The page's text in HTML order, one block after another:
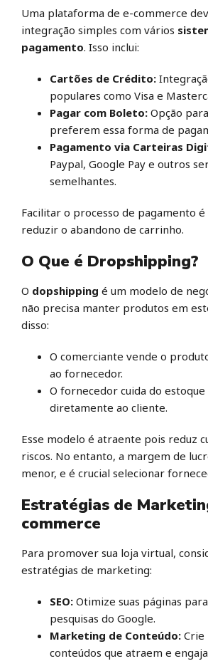
Uma plataforma de e-commerce
integração simples com vários
pagamento. Isso inclui:
Cartões de Crédito:
populares como Visa e
Pagar com Boleto: Opção
preferem essa forma de
Pagamento via Carteiras
Paypal, Google Pay e outros
semelhantes.
Facilitar o processo de pagamento é
reduzir o abandono de carrinho.
O Que é Dropshipping?
O dopshipping é um modelo de
não precisa manter produtos em
disso:
O comerciante vende o
ao fornecedor.
O fornecedor cuida do
diretamente ao cliente.
Esse modelo é atraente pois reduz
riscos. No entanto, a margem de
menor, e é crucial selecionar
Estratégias de
commerce
Para promover sua loja virtual,
estratégias de marketing:
SEO: Otimize suas páginas
pesquisas do Google.
Marketing de Conteúdo: Crie
conteúdos que atraem e